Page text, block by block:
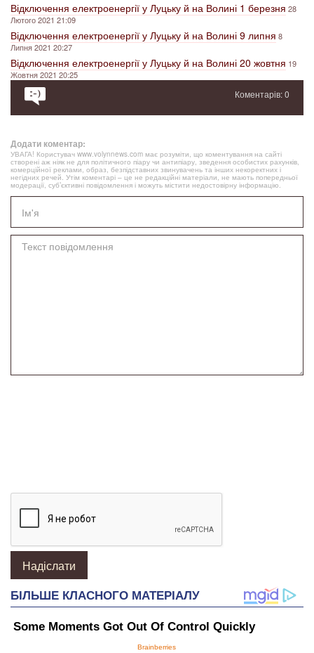
Відключення електроенергії у Луцьку й на Волині 1 березня 28
Лютого 2021 21:09
Відключення електроенергії у Луцьку й на Волині 9 липня 8
Липня 2021 20:27
Відключення електроенергії у Луцьку й на Волині 20 жовтня 19
Жовтня 2021 20:25
Коментарів: 0
Додати коментар:
УВАГА! Користувач www.volynnews.com має розуміти, що коментування на сайті
створені аж ніяк не для політичного піару чи антипіару, зведення особистих рахунків,
комерційної реклами, образ, безпідставних звинувачень та інших некоректних і
негідних речей. Утім коментарі – це не редакційні матеріали, не мають попередньої
модерації, суб’єктивні повідомлення і можуть містити недостовірну інформацію.